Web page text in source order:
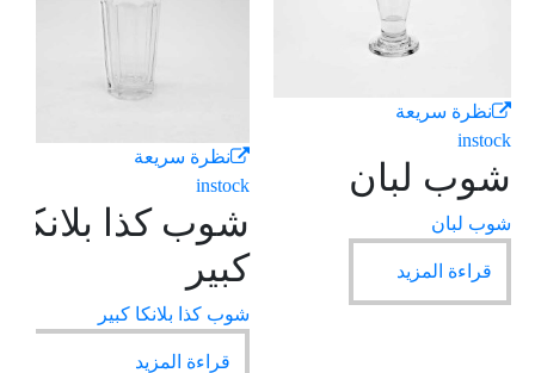
نظرة سريعة
instock
شوب كذا بلانكا
كبير
شوب كذا بلانكا كبير
قراءة المزيد
نظرة سريعة
instock
شوب لبان
شوب لبان
قراءة المزيد